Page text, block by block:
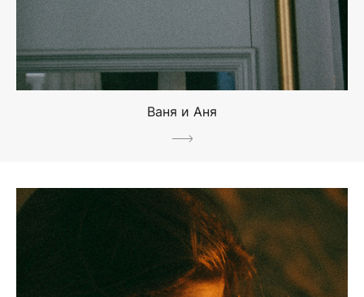
Ваня и Аня